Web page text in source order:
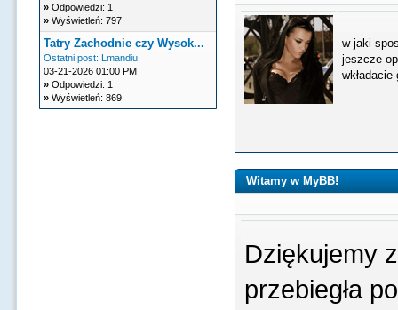
» Odpowiedzi: 1
» Wyświetleń: 797
Tatry Zachodnie czy Wysok...
Ostatni post: Lmandiu
03-21-2026 01:00 PM
» Odpowiedzi: 1
» Wyświetleń: 869
w jaki
jeszcze
Witamy w MyBB!
Dziękujemy
przebiegła